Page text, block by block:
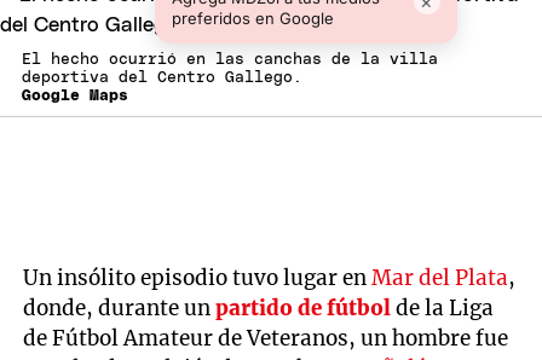
preferidos en Google
El hecho ocurrió en las canchas de la villa
deportiva del Centro Gallego.
Google Maps
Un insólito episodio tuvo lugar enMar del Plata,
donde, durante unpartido de fútbolde la Liga
de Fútbol Amateur de Veteranos, un hombre fue